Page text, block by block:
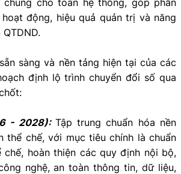
động, hiệu quả quản trị và năng
sàng và nền tảng hiện tại của các
định lộ trình chuyển đổi số qua
- 2028): Tập trung chuẩn hóa nền
thể chế, với mục tiêu chính là chuẩn
chế, hoàn thiện các quy định nội bộ,
nghệ, an toàn thông tin, dữ liệu,